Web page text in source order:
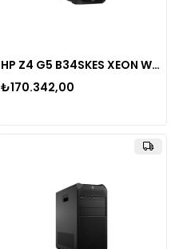
HP Z4 G5 B34SKES XEON W5-2555X 32GB ECC DDR5 RAM-1TB NVME-W11 PRO
₺170.342,00